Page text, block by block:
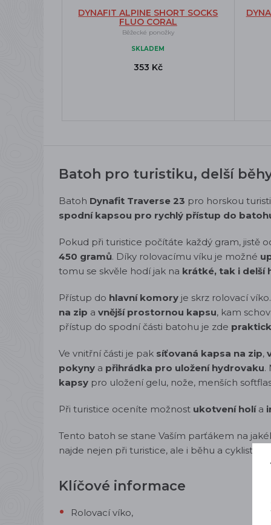
DYNAFIT ALPINE SHORT SOCKS
FLUO CORAL
Běžecké ponožky
SKLADEM
353 Kč
Batoh pro turistiku, delší
Batoh Dynafit Traverse 23 pro horskou
spodní kapsou pro rychlý přístup do
Pokud při turistice počítáte každý gram, jistě
450 gramů. Díky rolovacímu víku je možné
tomu se skvěle hodí jak na krátké, tak i delší
Přístup do hlavní komory je skrz rolovací
na zip a vnější prostornou kapsu, kam
přístup do spodní části batohu je zde
Ve vnitřní části je pak síťovaná kapsa na zip,
pokyny a přihrádka pro uložení hydrovaku.
kapsy pro uložení gelu, nože, menších
Při turistice oceníte možnost ukotvení holía
Tento batoh se stane Vaším parťákem na
najde nejen při turistice, ale i běhu a cyklistice.
Klíčové informace
Rolovací víko,